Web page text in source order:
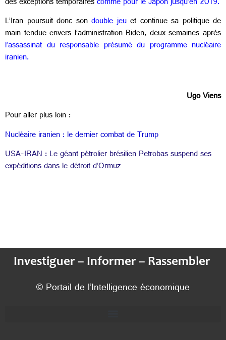
L’Iran poursuit donc son double jeuet continue sa politique de
main tendue envers l’administration Biden, deux semaines après
l’assassinat du responsable présumé du programme nucléaire
iranien.
Ugo Viens
Pour aller plus loin :
Nucléaire iranien : le dernier combat de Trump
USA-IRAN : Le géant pétrolier brésilien Petrobas suspend ses
expéditions dans le détroit d’Ormuz
Investiguer – Informer – Rassembler
© Portail de l’Intelligence économique